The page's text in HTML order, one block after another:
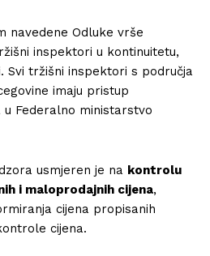
navedene Odluke vrše
inspektori u kontinuitetu,
Svi tržišni inspektori s područja
imaju pristup
Federalno ministarstvo
usmjeren je na kontrolu
i maloprodajnih cijena,
cijena propisanih
cijena.